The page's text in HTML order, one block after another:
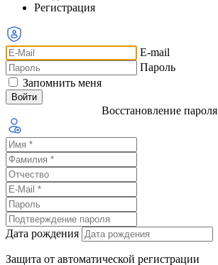
Регистрация
E-mail
Пароль
Запомнить меня
Восстановление пароля
Дата рождения
Защита от автоматической регистрации